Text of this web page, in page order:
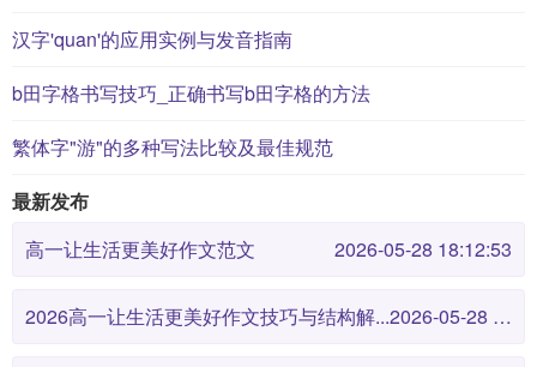
汉字'quan'的应用实例与发音指南
b田字格书写技巧_正确书写b田字格的方法
繁体字"游"的多种写法比较及最佳规范
最新发布
高一让生活更美好作文范文
2026-05-28 18:12:53
2026高一让生活更美好作文技巧与结构解... 2026-05-28 18:12:46